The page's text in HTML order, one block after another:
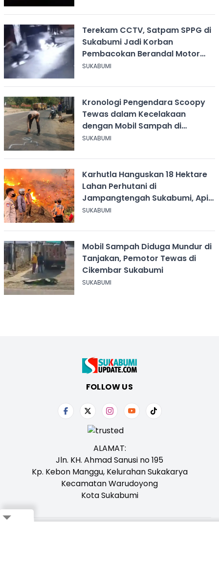
Terekam CCTV, Satpam SPPG di
Sukabumi Jadi Korban
Pembacokan Berandal Motor
Berbendera Persib
SUKABUMI
Kronologi Pengendara Scoopy
Tewas dalam Kecelakaan
dengan Mobil Sampah di
Ciangsana Sukabumi
SUKABUMI
Karhutla Hanguskan 18 Hektare
Lahan Perhutani di
Jampangtengah Sukabumi, Api
Masih Berkobar
SUKABUMI
Mobil Sampah Diduga Mundur di
Tanjakan, Pemotor Tewas di
Cikembar Sukabumi
SUKABUMI
FOLLOW US
ALAMAT:
Jln. KH. Ahmad Sanusi no 195
Kp. Kebon Manggu, Kelurahan Sukakarya
Kecamatan Warudoyong
Kota Sukabumi